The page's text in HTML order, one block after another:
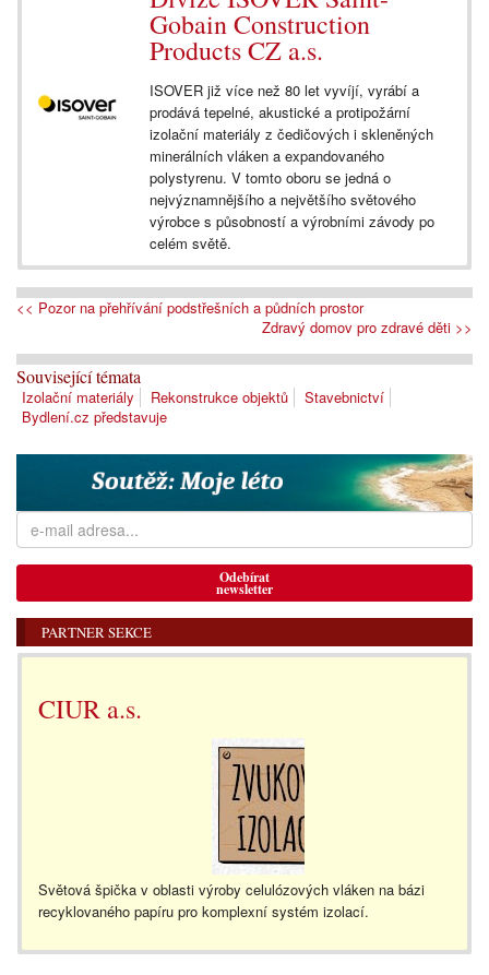
Gobain Construction
Products CZ a.s.
ISOVER již více než 80 let vyvíjí, vyrábí a
prodává tepelné, akustické a protipožární
izolační materiály z čedičových i skleněných
minerálních vláken a expandovaného
polystyrenu. V tomto oboru se jedná o
nejvýznamnějšího a největšího světového
výrobce s působností a výrobními závody po
celém světě.
<< Pozor na přehřívání podstřešních a půdních prostor
Zdravý domov pro zdravé děti >>
Související témata
Izolační materiály Rekonstrukce objektů
Stavebnictví
Bydlení.cz představuje
Odebírat
newsletter
PARTNER SEKCE
CIUR a.s.
Světová špička v oblasti výroby celulózových vláken na bázi
recyklovaného papíru pro komplexní systém izolací.